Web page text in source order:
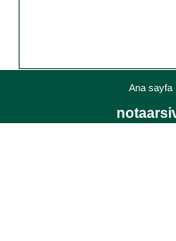
Ana sayfa